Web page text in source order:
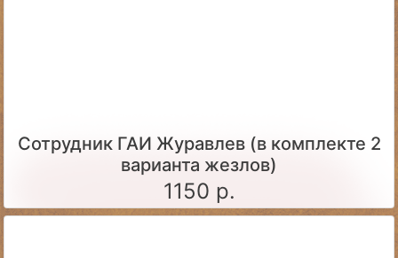
Сотрудник ГАИ Журавлев (в комплекте 2
варианта жезлов)
1150 р.